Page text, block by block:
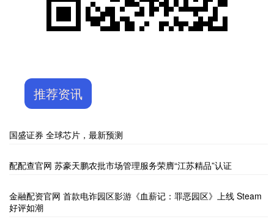
推荐资讯
国盛证券 全球芯片，最新预测
配配查官网 苏豪天鹏农批市场管理服务荣膺“江苏精品”认证
金融配资官网 首款电诈园区影游《血薪记：罪恶园区》上线 Steam
好评如潮